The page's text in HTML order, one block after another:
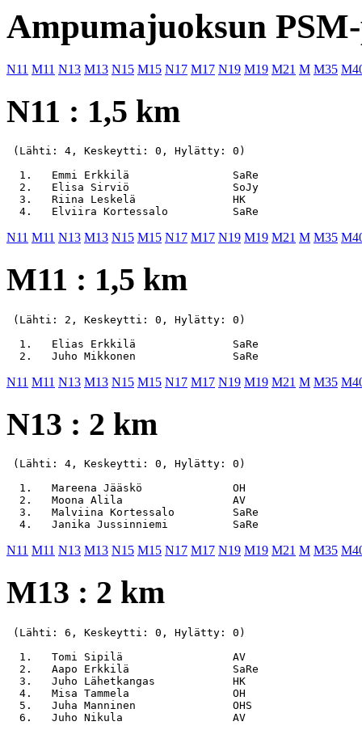
Ampumajuoksun
N11 M11 N13 M13 N15 M15 N17 M17 N19 M19 M21 M M35
N11 : 1,5 km
(Lähti: 4, Keskeytti: 0, Hylätty: 0)
1.   Emmi Erkkilä                SaRe
2.   Elisa Sirviö                SoJy
3.   Riina Leskelä               HK
N11 M11 N13 M13 N15 M15 N17 M17 N19 M19 M21 M M35
M11 : 1,5 km
(Lähti: 2, Keskeytti: 0, Hylätty: 0)
1.   Elias Erkkilä               SaRe
N11 M11 N13 M13 N15 M15 N17 M17 N19 M19 M21 M M35
N13 : 2 km
(Lähti: 4, Keskeytti: 0, Hylätty: 0)
1.   Mareena Jääskö              OH
2.   Moona Alila                 AV
3.   Malviina Kortessalo         SaRe
N11 M11 N13 M13 N15 M15 N17 M17 N19 M19 M21 M M35
M13 : 2 km
(Lähti: 6, Keskeytti: 0, Hylätty: 0)
1.   Tomi Sipilä                 AV
2.   Aapo Erkkilä                SaRe
3.   Juho Lähetkangas            HK
4.   Misa Tammela                OH
5.   Juha Manninen               OHS